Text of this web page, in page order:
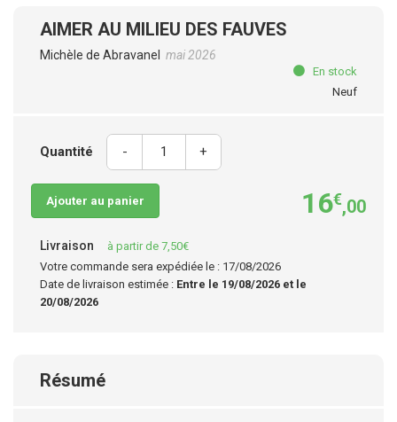
AIMER AU MILIEU DES FAUVES
Michèle de Abravanel mai 2026
En stock
Neuf
Quantité - +
Ajouter au panier 16€,00
Livraison
à partir de 7,50€
Votre commande sera expédiée le : 17/08/2026
Date de livraison estimée : Entre le 19/08/2026 et le
20/08/2026
Résumé